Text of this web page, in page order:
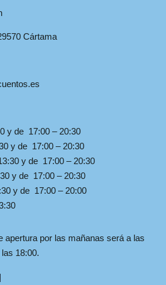
Cártama
y de 17:00 – 20:30
y de 17:00 – 20:30
y de 17:00 – 20:30
y de 17:00 – 20:30
y de 17:00 – 20:00
apertura por las mañanas será a las
18:00.